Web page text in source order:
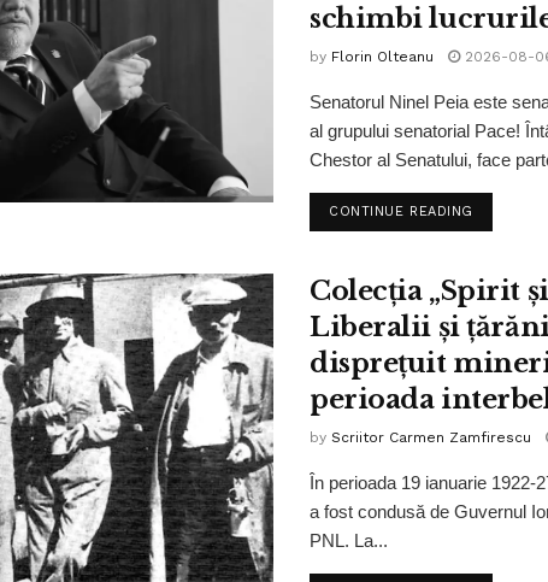
schimbi lucrurile
by Florin Olteanu 2026-08-
Senatorul Ninel Peia este
al grupului senatorial Pace!
Chestor al Senatului, face
CONTINUE READING
Colecția „Spirit
Liberalii și
disprețuit
perioada
by Scriitor Carmen Zamfirescu
În perioada 19 ianuarie 1922-
a fost condusă de Guvernul
PNL. La...